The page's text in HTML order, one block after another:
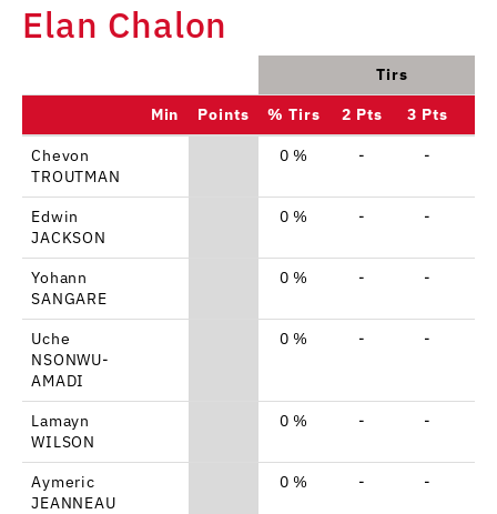
Elan Chalon
Tirs
Min
Points % Tirs 2 Pts 3 Pts
Chevon
TROUTMAN
0 % - -
Edwin
JACKSON
0 % - -
Yohann
SANGARE
0 % - -
Uche
NSONWU-
AMADI
0 % - -
Lamayn
WILSON
0 % - -
Aymeric
JEANNEAU
0 % - -